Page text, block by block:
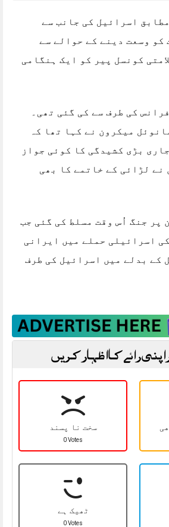
اسرائیل کی جانب سے
کو وسعت دینے کے حوالے سے
کونسل پیر کو ایک ہنگامی
کی طرف سے کی گئی تھی۔
میکرون نے کہا تھا کہ
بڑی کشیدگی کا کوئی جواز
نے لڑائی کے خاتمے کا بھی
پر جنگ اُس وقت مسلط کی گئی جب
اسرائیلی حملے میں ایرانی
کے بدلے میں اسرائیل کی طرف
رائے کا اظہار کریں
سخت نا پسند
0 Votes
ٹھیک ہے
0 Votes